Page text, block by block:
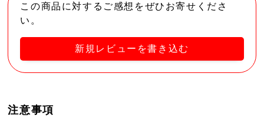
この商品に対するご感想をぜひお寄せくださ
い。
新規レビューを書き込む
注意事項